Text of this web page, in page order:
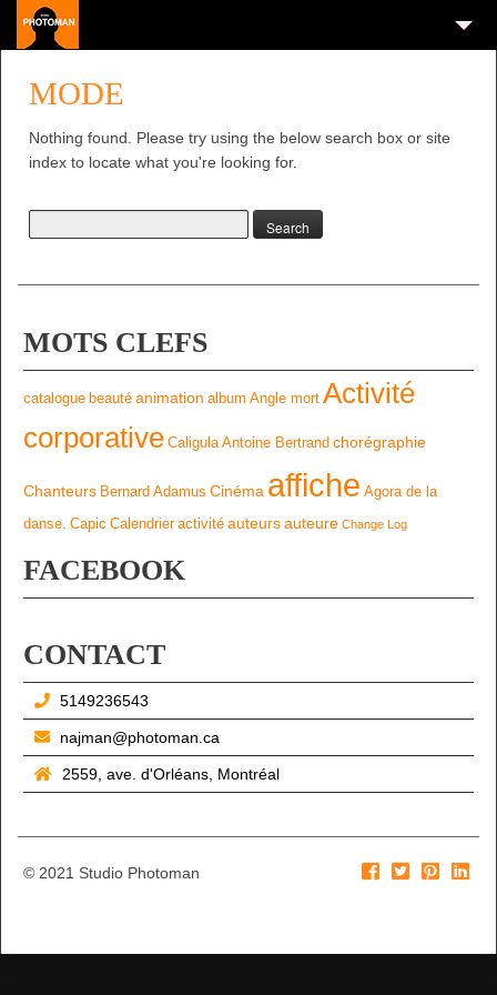
MODE
Nothing found. Please try using the below search box or site
index to locate what you're looking for.
MOTS CLEFS
catalogue beauté animation album Angle mort Activité
corporative Caligula Antoine Bertrand chorégraphie
Chanteurs Bernard Adamus Cinéma affiche Agora de la
danse. Capic Calendrier activité auteursauteure Change Log
FACEBOOK
CONTACT
5149236543
najman@photoman.ca
2559, ave. d'Orléans, Montréal
© 2021 Studio Photoman